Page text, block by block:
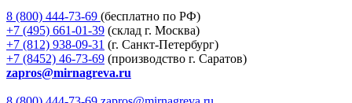
8 (800) 444-73-69 (бесплатно по РФ)
+7 (495) 661-01-39 (склад г. Москва)
+7 (812) 938-09-31 (г. Санкт-Петербург)
+7 (8452) 46-73-69 (производство г. Саратов)
zapros@mirnagreva.ru